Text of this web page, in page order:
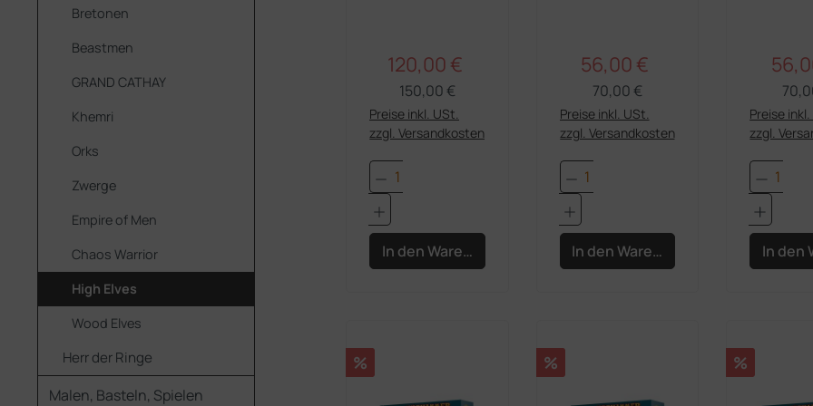
Bretonen
Beastmen
GRAND CATHAY
Khemri
Orks
Zwerge
Empire of Men
Chaos Warrior
High Elves
Wood Elves
Herr der Ringe
Malen, Basteln, Spielen
Verkaufspreis:
120,00 €
150,00 €
Preise inkl. USt.
zzgl. Versandkosten
Produkt Anzahl: Gib den gewünschten
In den Warenkorb
Verkaufspreis:
56,00 €
70,00 €
Preise inkl. USt.
zzgl. Versandkosten
Produkt Anzahl: Gib
In den Warenkorb
Preise
zzgl.
In den
Rabatt
% Rabatt
% Rabatt
%